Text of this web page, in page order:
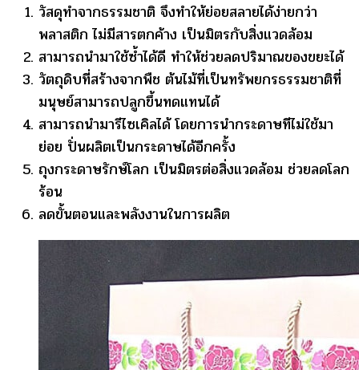
วัสดุทำจากธรรมชาติ จึงทำให้ย่อยสลายได้ง่ายกว่า
พลาสติก ไม่มีสารตกค้าง เป็นมิตรกับสิ่งแวดล้อม
สามารถนำมาใช้ซ้ำได้ดี ทำให้ช่วยลดปริมาณของขยะได้
วัตถุดิบที่สร้างจากพืช ต้นไม้ที่เป็นทรัพยกรธรรมชาติที่
มนุษย์สามารถปลูกขึ้นทดแทนได้
สามารถนำมารีไซเคิลได้ โดยการนำกระดาษทีไม่ใช้มา
ย่อย ปั่นผลิตเป็นกระดาษได้อีกครั้ง
ถุงกระดาษรักษ์โลก เป็นมิตรต่อสิ่งแวดล้อม ช่วยลดโลก
ร้อน
ลดขั้นตอนและพลังงานในการผลิต